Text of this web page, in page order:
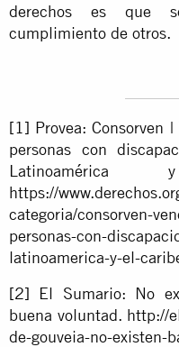
derechos es que
cumplimiento de otros.
[1] Provea: Consorven
personas con
https://
categoria/consorven-
personas-con-
latinoamerica-y-el-
[2] El Sumario: No
buena voluntad. http://
de-gouveia-no-existen-